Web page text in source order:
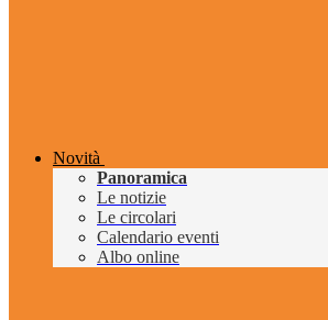
Novità
Panoramica
Le notizie
Le circolari
Calendario eventi
Albo online